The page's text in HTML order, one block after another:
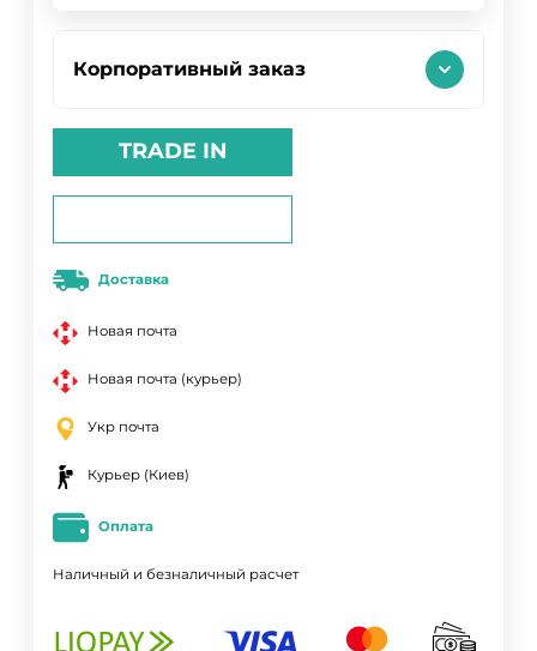
Корпоративный заказ
TRADE IN
Доставка
Новая почта
Новая почта (курьер)
Укр почта
Курьер (Киев)
Оплата
Наличный и безналичный расчет